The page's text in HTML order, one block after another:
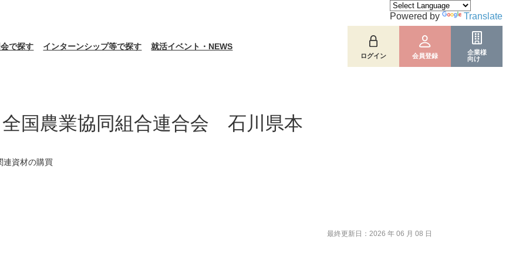
で探す インターンシップ等で探す 就活イベント・NEWS
ログイン 会員登録
企業様
向け
Powered by Translate
国農業協同組合連合会 石川県本
連資材の購買
最終更新日：2026 年 06 月 08 日